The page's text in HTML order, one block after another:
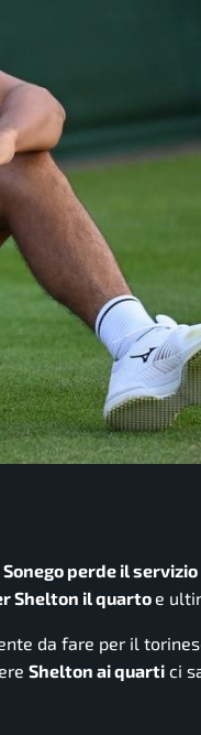
Sonego perde il servizio
Shelton il quartoe
da fare per il
Shelton ai quarti ci